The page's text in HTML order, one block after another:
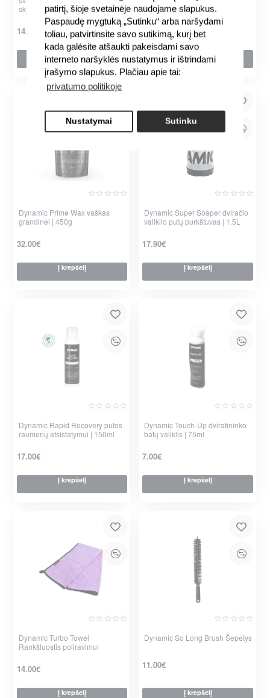
patirtį, šioje svetainėje naudojame slapukus.
Paspaudę mygtuką „Sutinku“ arba naršydami
toliau, patvirtinsite savo sutikimą, kurį bet
kada galėsite atšaukti pakeisdami savo
interneto naršyklės nustatymus ir ištrindami
įrašymo slapukus. Plačiau apie tai:
privatumo politikoje
Nustatymai Sutinku
skysčio užpildymui | 100ml
14.00€
Į krepšelį
Sealant | 5000 ml
115.00€
Į krepšelį
Dynamic Prime Wax vaškas
grandinei | 450g
32.00€
Į krepšelį
Dynamic Super Soaper dviračio
valiklio putų purkštuvas | 1.5L
17.90€
Į krepšelį
Dynamic Rapid Recovery putos
raumenų atsistatymui | 150ml
17.00€
Į krepšelį
Dynamic Touch-Up dviratininko
batų valiklis | 75ml
7.00€
Į krepšelį
Dynamic Turbo Towel
Rankšluostis poliravimui
14.00€
Į krepšelį
Dynamic So Long Brush Šepetys
11.00€
Į krepšelį